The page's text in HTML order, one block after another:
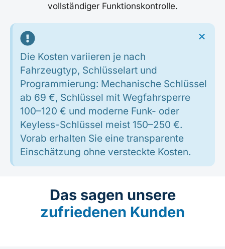
vollständiger Funktionskontrolle.
Die Kosten variieren je nach
Fahrzeugtyp, Schlüsselart und
Programmierung: Mechanische Schlüssel
ab 69 €, Schlüssel mit Wegfahrsperre
100–120 € und moderne Funk- oder
Keyless-Schlüssel meist 150–250 €.
Vorab erhalten Sie eine transparente
Einschätzung ohne versteckte Kosten.
Das sagen unsere
zufriedenen Kunden